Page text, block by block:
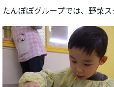
たんぽぽグループでは、野菜